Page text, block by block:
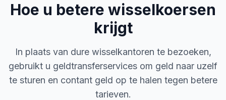
Hoe u betere wisselkoersen
krijgt
In plaats van dure wisselkantoren te bezoeken,
gebruikt u geldtransferservices om geld naar uzelf
te sturen en contant geld op te halen tegen betere
tarieven.